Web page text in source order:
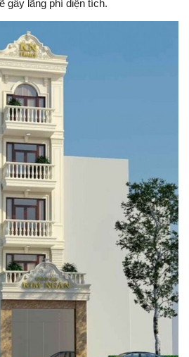
gây lãng phí diện tích.